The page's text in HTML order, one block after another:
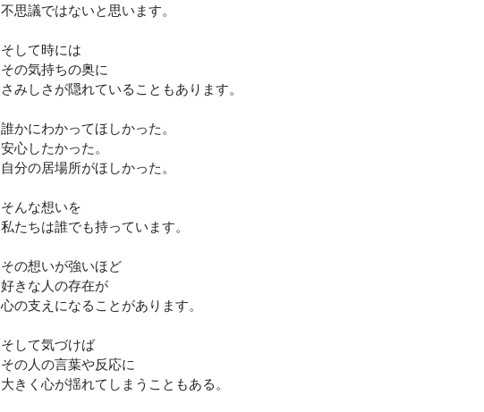
不思議ではないと思います。
そして時には
その気持ちの奥に
さみしさが隠れていることもあります。
誰かにわかってほしかった。
安心したかった。
自分の居場所がほしかった。
そんな想いを
私たちは誰でも持っています。
その想いが強いほど
好きな人の存在が
心の支えになることがあります。
そして気づけば
その人の言葉や反応に
大きく心が揺れてしまうこともある。